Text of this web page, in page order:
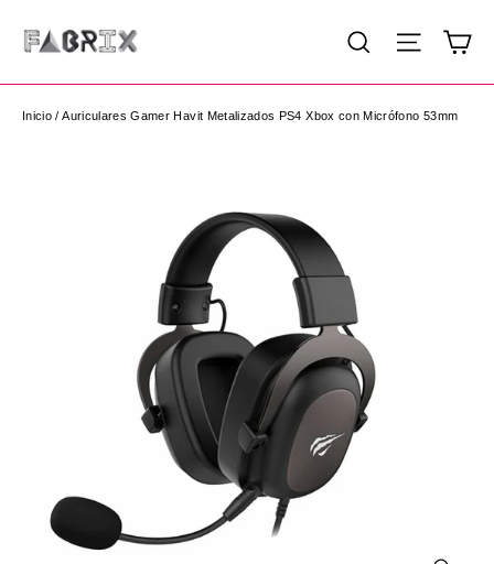
directamente
contenido
Buscar
Inicio / Auriculares Gamer Havit Metalizados PS4 Xbox con Micrófono 53mm